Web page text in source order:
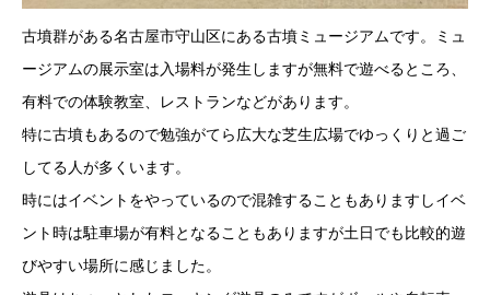
古墳群がある名古屋市守山区にある古墳ミュージアムです。ミュ
ージアムの展示室は入場料が発生しますが無料で遊べるところ、
有料での体験教室、レストランなどがあります。
特に古墳もあるので勉強がてら広大な芝生広場でゆっくりと過ご
してる人が多くいます。
時にはイベントをやっているので混雑することもありますしイベ
ント時は駐車場が有料となることもありますが土日でも比較的遊
びやすい場所に感じました。